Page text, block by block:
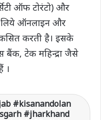
ऑफ टोरंटो) और
ऑनलाइन और
करती है। इसके
बैंक, टेक महिन्‍द्रा जैसे
।
#kisanandolan
#jharkhand